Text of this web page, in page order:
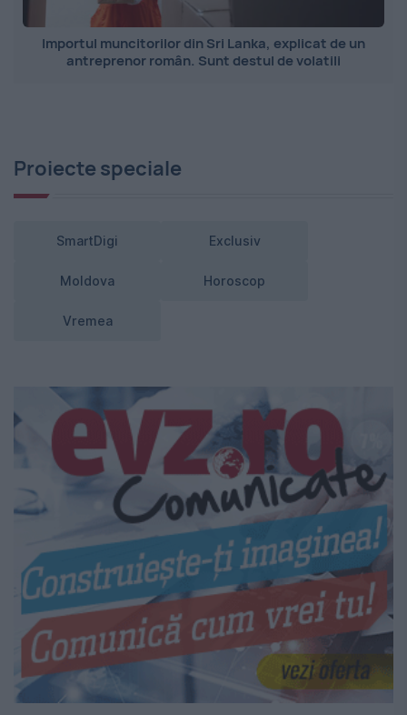
Importul muncitorilor din Sri Lanka, explicat de un
antreprenor român. Sunt destul de volatili
Proiecte speciale
SmartDigi Exclusiv
Moldova Horoscop
Vremea